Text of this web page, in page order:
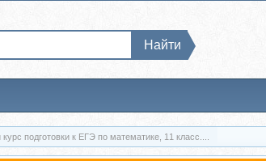
Найти
подготовки к ЕГЭ по математике, 11 класс....